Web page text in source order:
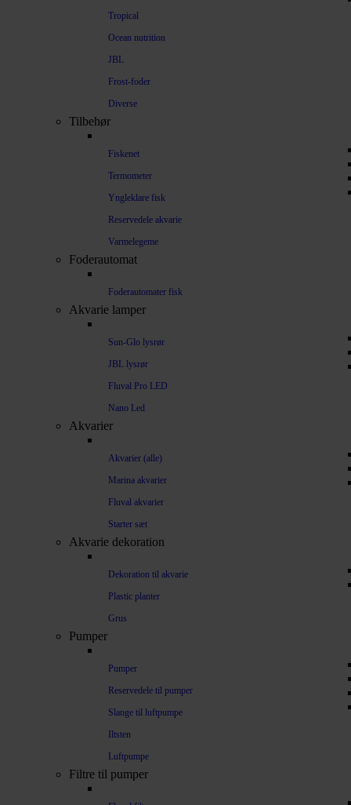
Tropical
Ocean nutrition
JBL
Frost-foder
Diverse
Tilbehør
Fiskenet
Termometer
Yngleklare fisk
Reservedele akvarie
Varmelegeme
Foderautomat
Foderautomater fisk
Akvarie lamper
Sun-Glo lysrør
JBL lysrør
Fluval Pro LED
Nano Led
Akvarier
Akvarier (alle)
Marina akvarier
Fluval akvarier
Starter sæt
Akvarie dekoration
Dekoration til akvarie
Plastic planter
Grus
Pumper
Pumper
Reservedele til pumper
Slange til luftpumpe
Iltsten
Luftpumpe
Filtre til pumper